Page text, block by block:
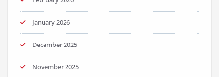
January 2026
December 2025
November 2025